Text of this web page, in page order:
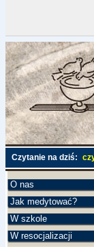
Czytanie na dziś:
O nas
Jak medytować?
W szkole
W resocjalizacji